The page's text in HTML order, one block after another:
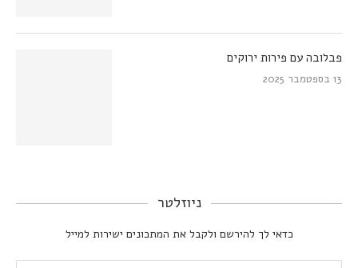
פבלובה עם פירות ירוקים
13 בספטמבר 2025
ניוזלטר
כדאי לך להירשם ולקבל את המתכונים ישירות למייל